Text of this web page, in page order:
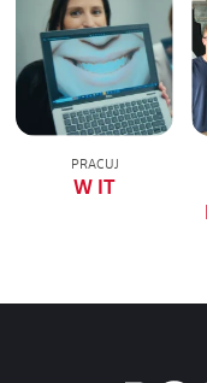
PRACUJ
W IT